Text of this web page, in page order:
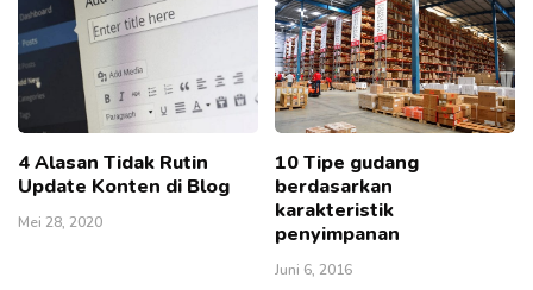
4 Alasan Tidak Rutin
Update Konten di Blog
Mei 28, 2020
10 Tipe gudang
berdasarkan
karakteristik
penyimpanan
Juni 6, 2016